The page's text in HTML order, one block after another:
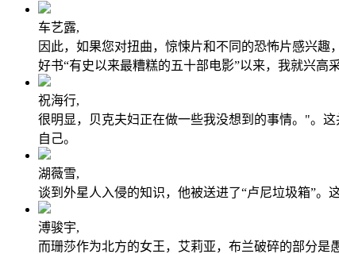
车艺露,
因此，如果您对扭曲，惊悚片和不同的恐怖片感兴
好书“有史以来最糟糕的五十部电影”以来，我就兴高
祝海行,
很明显，贝克夫妇正在做一些我没想到的事情。"。
自己。
湖薇雪,
谈到外星人入侵的知识，他被送进了“卢尼垃圾箱”。
溥骏宇,
而珊莎作为北方的女王，艾莉亚，布兰破碎的部分是